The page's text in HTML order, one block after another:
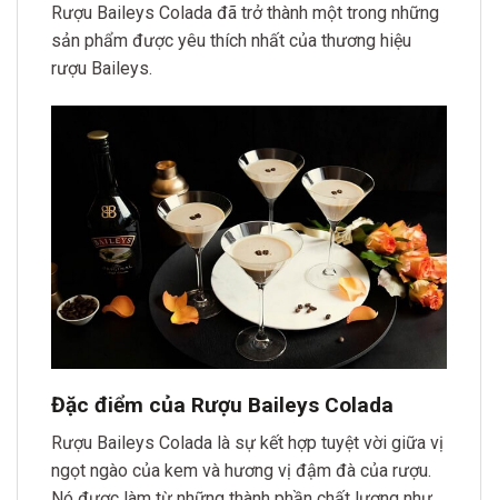
Rượu Baileys Colada đã trở thành một trong những
sản phẩm được yêu thích nhất của thương hiệu
rượu Baileys.
Đặc điểm của Rượu Baileys Colada
Rượu Baileys Colada là sự kết hợp tuyệt vời giữa vị
ngọt ngào của kem và hương vị đậm đà của rượu.